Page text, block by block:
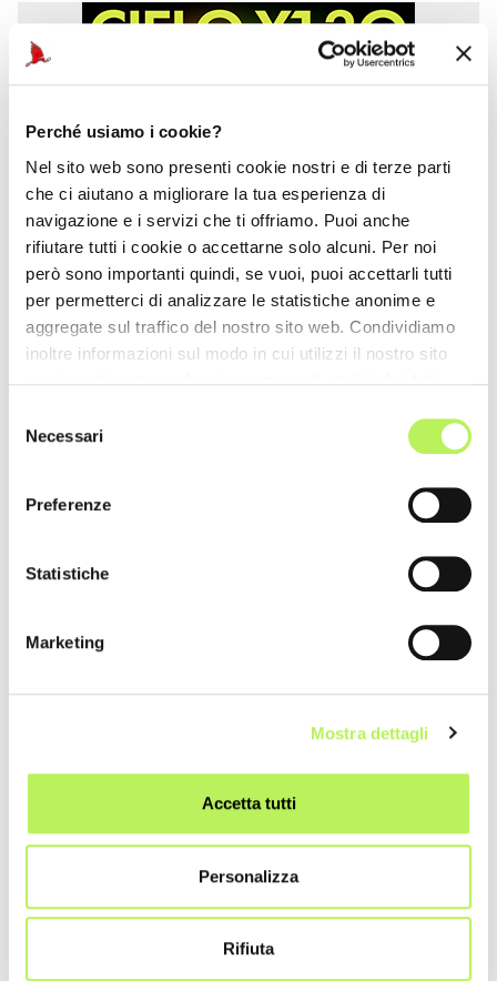
Perché usiamo i cookie?
Nel sito web sono presenti cookie nostri e di terze parti
che ci aiutano a migliorare la tua esperienza di
navigazione e i servizi che ti offriamo. Puoi anche
rifiutare tutti i cookie o accettarne solo alcuni. Per noi
però sono importanti quindi, se vuoi, puoi accettarli tutti
per permetterci di analizzare le statistiche anonime e
aggregate sul traffico del nostro sito web. Condividiamo
inoltre informazioni sul modo in cui utilizzi il nostro sito
combinarle con altre informazioni che hai fornito loro o
delNecessari
Preferenze
Statistiche
Marketing
Mostra dettagli
Accetta tutti
Personalizza
Rifiuta
Main Sponsor